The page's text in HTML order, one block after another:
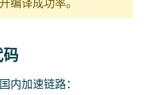
编译成功率。
内加速链路：